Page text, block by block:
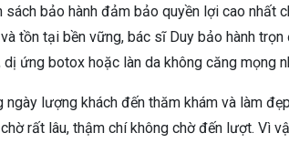
sách bảo hành đảm bảo quyền lợi cao nhất
tồn tại bền vững, bác sĩ Duy bảo hành
dị ứng botox hoặc làn da không căng mọng
ngày lượng khách đến thăm khám và làm
rất lâu, thậm chí không chờ đến lượt. Vì